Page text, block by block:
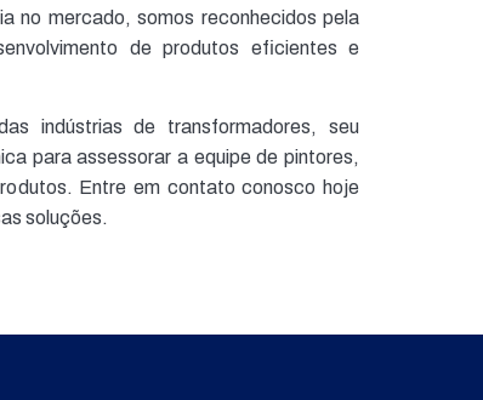
no mercado, somos reconhecidos pela
de produtos eficientes e
indústrias de transformadores, seu
para assessorar a equipe de pintores,
Entre em contato conosco hoje
soluções.